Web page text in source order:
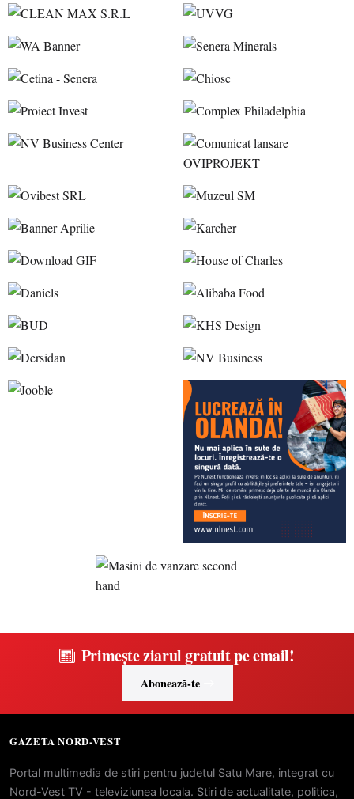
Primește ziarul gratuit pe email!
Abonează-te
GAZETA NORD-VEST
Portal multimedia de stiri pentru judetul Satu Mare, integrat cu
Nord-Vest TV - televiziunea locala. Stiri de actualitate, politica,